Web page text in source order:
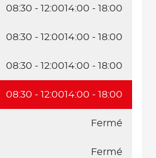
08:30 - 12:0014:00 - 18:00
08:30 - 12:0014:00 - 18:00
08:30 - 12:0014:00 - 18:00
08:30 - 12:0014:00 - 18:00
Fermé
Fermé